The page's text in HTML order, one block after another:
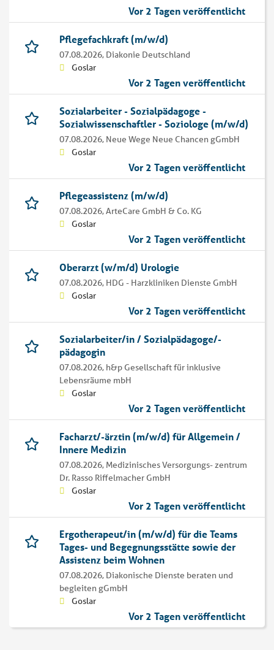
Vor 2 Tagen veröffentlicht
Pflegefachkraft (m/w/d)
07.08.2026, Diakonie Deutschland
Goslar
Vor 2 Tagen veröffentlicht
Sozialarbeiter - Sozialpädagoge -
Sozialwissenschaftler - Soziologe (m/w/d)
07.08.2026, Neue Wege Neue Chancen gGmbH
Goslar
Vor 2 Tagen veröffentlicht
Pflegeassistenz (m/w/d)
07.08.2026,ArteCare GmbH & Co. KG
Goslar
Vor 2 Tagen veröffentlicht
Oberarzt (w/m/d) Urologie
07.08.2026, HDG - Harzkliniken Dienste GmbH
Goslar
Vor 2 Tagen veröffentlicht
Sozialarbeiter/in / Sozialpädagoge/-
pädagogin
07.08.2026, h&p Gesellschaft für inklusive
Lebensräume mbH
Goslar
Vor 2 Tagen veröffentlicht
Facharzt/-ärztin (m/w/d) für Allgemein /
Innere Medizin
07.08.2026, Medizinisches Versorgungs- zentrum
Dr. Rasso Riffelmacher GmbH
Goslar
Vor 2 Tagen veröffentlicht
Ergotherapeut/in (m/w/d) für die Teams
Tages- und Begegnungsstätte sowie der
Assistenz beim Wohnen
07.08.2026, Diakonische Dienste beraten und
begleiten gGmbH
Goslar
Vor 2 Tagen veröffentlicht